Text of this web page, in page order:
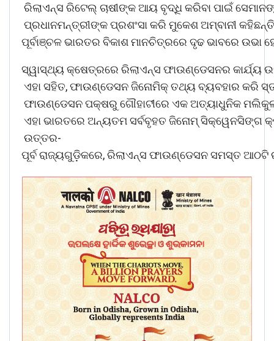
ରିଲାଏନ୍ସ ରିଟେଲ୍ ଚାଷୀଙ୍କ ଆୟ ବୃଦ୍ଧି କରିବା ପାଇଁ
ପ୍ରଧାନମନ୍ତ୍ରୀଙ୍କ ପ୍ରଶଂସା କରି ମୁକେଶ ଅମ୍ବାନୀ
ପୂର୍ବାଞ୍ଚଳ ଭାରତର ବିକାଶ ମାନଚିତ୍ରରେ ଦୃଢ ଭାବରେ ଉଭା
ସ୍ୱାସ୍ଥ୍ୟ କ୍ଷେତ୍ରରେ ରିଲାଏନ୍ସ ଫାଉଣ୍ଡେସନର କାର୍ଯ୍ୟ
ଏହା ସହିତ, ଫାଉଣ୍ଡେସନ ଜିନୋମିକ୍ ତଥ୍ୟ ବ୍ୟବହାର କରି
ଫାଉଣ୍ଡେସନ ପକ୍ଷରୁ ଗୌହାଟୀରେ ଏକ ଅତ୍ୟାଧୁନିକ
ଏହା ଭାରତରେ ଅନ୍ୟତମ ସର୍ବବୃହତ ଜିନୋମ୍ ସିକ୍ୱେନସିଙ୍ଗ
ଉତ୍ତର-
ପୂର୍ବ ରାଜ୍ୟଗୁଡ଼ିକରେ, ରିଲାଏନ୍ସ ଫାଉଣ୍ଡେସନ ସମସ୍ତ